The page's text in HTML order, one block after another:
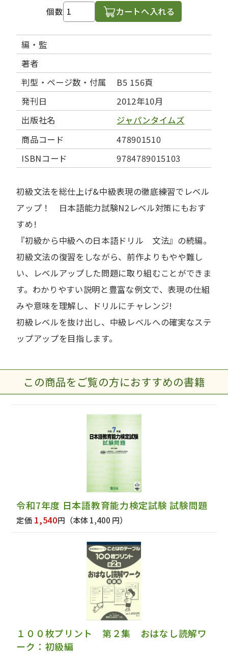
個数
カートへ入れる
編・監
著者
判型・ページ数・付属
B5 156頁
発刊日
2012年10月
出版社名
ジャパンタイムズ
商品コード
478901510
ISBNコード
9784789015103
初級文法を総仕上げ&中級表現の徹底練習でレベル
アップ！ 日本語能力試験N2レベル対策にもおす
すめ!
『初級から中級への日本語ドリル 文法』の続編。
初級文法の復習をしながら、前作よりもやや難し
い、レベルアップした問題に取り組むことができま
す。わかりやすい説明と豊富な例文で、表現の仕組
みや意味を理解し、ドリルにチャレンジ!
初級レベルを抜け出し、中級レベルへの確実なステ
ップアップを目指します。
この商品をご覧の方におすすめの書籍
令和7年度 日本語教育能力検定試験 試験問題
定価 1,540円 （本体 1,400 円）
１００枚プリント 第２集 おはなし読解ワ
ーク：初級編